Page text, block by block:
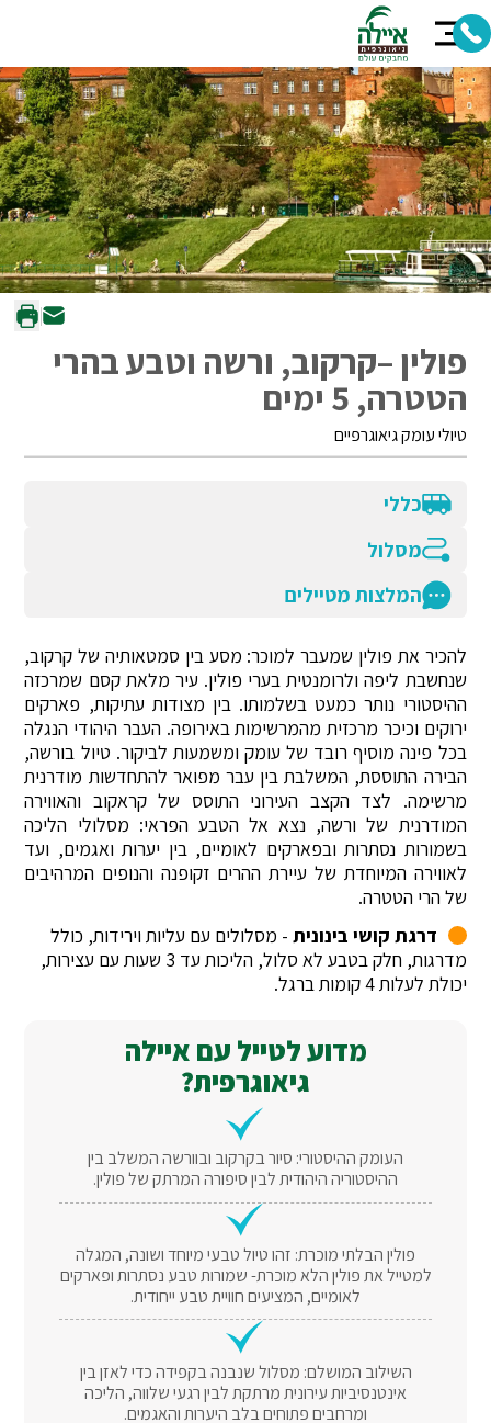
פולין –קרקוב, ורשה וטבע בהרי
הטטרה, 5 ימים
טיולי עומק גיאוגרפיים
כללי
מסלול
המלצות מטיילים
להכיר את פולין שמעבר למוכר: מסע בין סמטאותיה של קרקוב,
שנחשבת ליפה ולרומנטית בערי פולין. עיר מלאת קסם שמרכזה
ההיסטורי נותר כמעט בשלמותו. בין מצודות עתיקות, פארקים
ירוקים וכיכר מרכזית מהמרשימות באירופה. העבר היהודי הנגלה
בכל פינה מוסיף רובד של עומק ומשמעות לביקור. טיול בורשה,
הבירה התוססת, המשלבת בין עבר מפואר להתחדשות מודרנית
מרשימה. לצד הקצב העירוני התוסס של קראקוב והאווירה
המודרנית של ורשה, נצא אל הטבע הפראי: מסלולי הליכה
בשמורות נסתרות ובפארקים לאומיים, בין יערות ואגמים, ועד
לאווירה המיוחדת של עיירת ההרים זקופנה והנופים המרהיבים
של הרי הטטרה.
דרגת קושי בינונית - מסלולים עם עליות וירידות, כולל
מדרגות, חלק בטבע לא סלול, הליכות עד 3 שעות עם עצירות,
יכולת לעלות 4 קומות ברגל.
מדוע לטייל עם איילה
גיאוגרפית?
העומק ההיסטורי: סיור בקרקוב ובוורשה המשלב בין
ההיסטוריה היהודית לבין סיפורה המרתק של פולין.
פולין הבלתי מוכרת: זהו טיול טבעי מיוחד ושונה, המגלה
למטייל את פולין הלא מוכרת- שמורות טבע נסתרות ופארקים
לאומיים, המציעים חוויית טבע ייחודית.
השילוב המושלם: מסלול שנבנה בקפידה כדי לאזן בין
אינטנסיביות עירונית מרתקת לבין רגעי שלווה, הליכה
ומרחבים פתוחים בלב היערות והאגמים.